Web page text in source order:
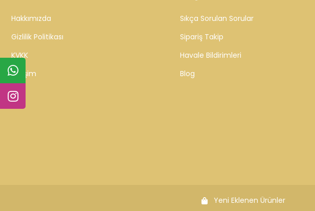
Hakkımızda
Gizlilik Politikası
KVKK
İletişim
Sıkça Sorulan Sorular
Sipariş Takip
Havale Bildirimleri
Blog
Yeni Eklenen Ürünler